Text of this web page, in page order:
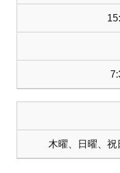
木曜、日曜、祝